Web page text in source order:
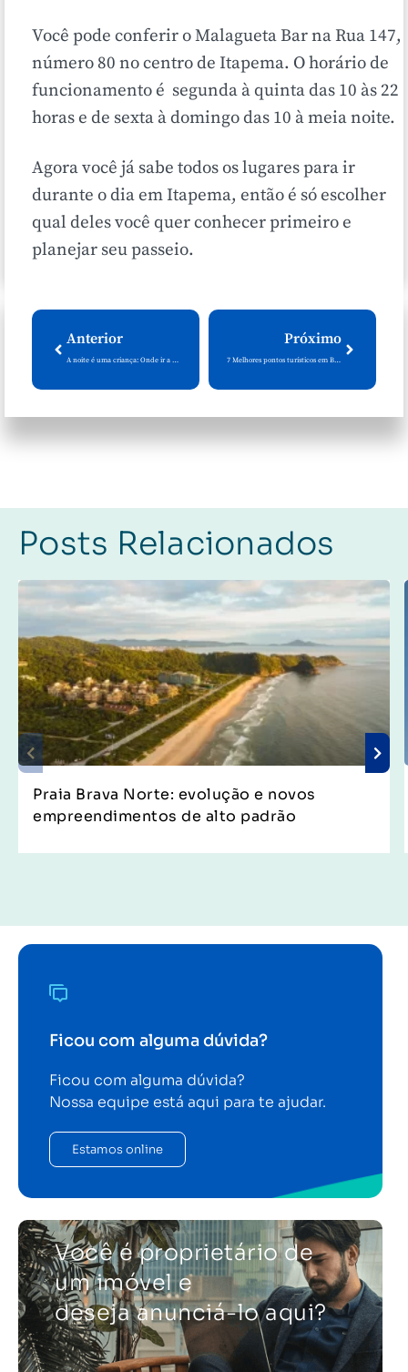
Você pode conferir o Malagueta Bar na Rua 147,
número 80 no centro de Itapema. O horário de
funcionamento é segunda à quinta das 10 às 22
horas e de sexta à domingo das 10 à meia noite.
Agora você já sabe todos os lugares para ir
durante o dia em Itapema, então é só escolher
qual deles você quer conhecer primeiro e
planejar seu passeio.
Anterior
A noite é uma criança: Onde ir a noite em Itapema
Próximo
7 Melhores pontos turísticos em Bombinhas
Posts Relacionados
Praia Brava Norte: evolução e novos
empreendimentos de alto padrão
Ficou com alguma dúvida?
Ficou com alguma dúvida?
Nossa equipe está aqui para te ajudar.
Estamos online
Você é proprietário de
um imóvel e
deseja anunciá-lo aqui?